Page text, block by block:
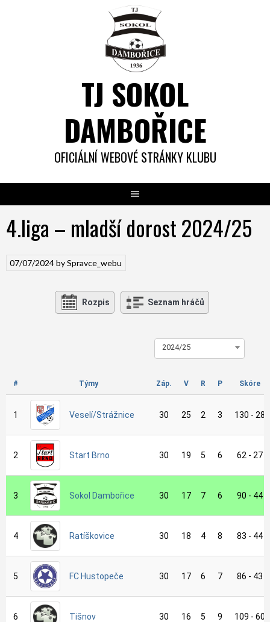
TJ SOKOL
DAMBOŘICE
OFICIÁLNÍ WEBOVÉ STRÁNKY KLUBU
4.liga – mladší dorost 2024/25
07/07/2024bySpravce_webu
Rozpis Seznam hráčů
2024/25
# Týmy Záp. V R P Skóre
1 Veselí/Strážnice 30 25 2 3 130 - 28
2 Start Brno 30 19 5 6 62 - 27
3 Sokol Dambořice 30 17 7 6 90 - 44
4 Ratíškovice 30 18 4 8 83 - 44
5 FC Hustopeče 30 17 6 7 86 - 43
6 Tišnov 30 16 5 9 109 - 60